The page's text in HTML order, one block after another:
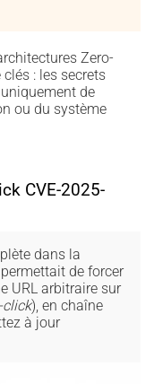
Zero-
: les secrets
de
ou du système
CVE-2025-
dans la
de forcer
URL arbitraire sur
click), en chaîne
à jour